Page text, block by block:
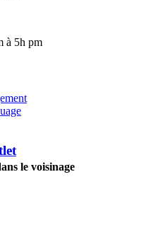
à 5h pm
le voisinage